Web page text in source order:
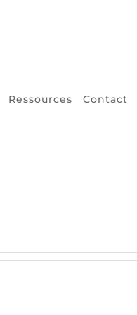
Ressources Contact